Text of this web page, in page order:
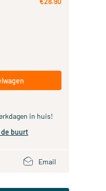
in huis!
de buurt
Email